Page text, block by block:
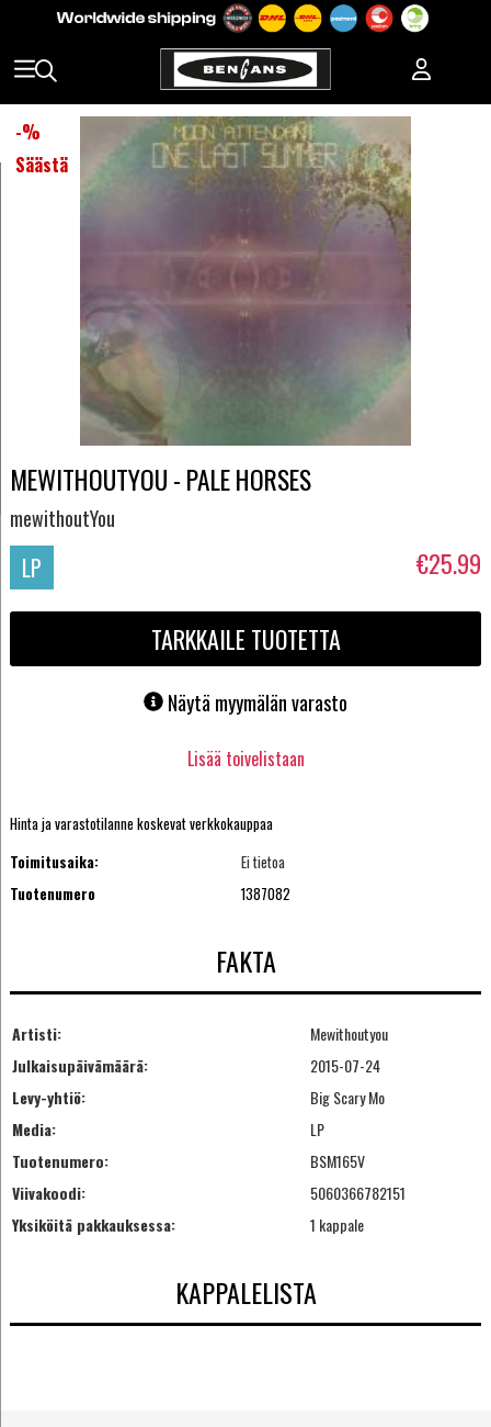
-%
Säästä
MEWITHOUTYOU - PALE HORSES
mewithoutYou
LP €25.99
TARKKAILE TUOTETTA
Näytä myymälän varasto
Lisää toivelistaan
Hinta ja varastotilanne koskevat verkkokauppaa
Toimitusaika:
Ei tietoa
Tuotenumero
1387082
FAKTA
Artisti:
Mewithoutyou
Julkaisupäivämäärä:
2015-07-24
Levy-yhtiö:
Big Scary Mo
Media:
LP
Tuotenumero:
BSM165V
Viivakoodi:
5060366782151
Yksiköitä pakkauksessa:
1 kappale
KAPPALELISTA